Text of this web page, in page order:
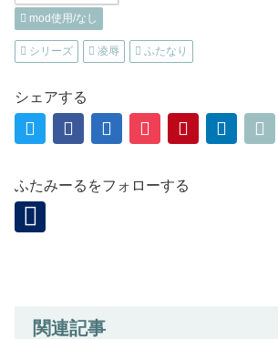
mod使用/なし
シリーズ 凌辱 ふたなり
シェアする
ふたみーるをフォローする
関連記事